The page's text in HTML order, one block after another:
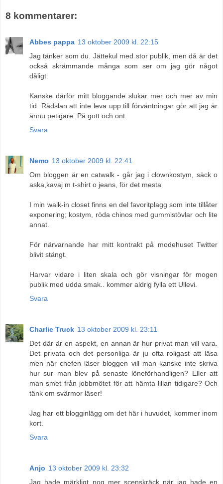
8 kommentarer:
Abbes pappa 13 oktober 2009 kl. 22:15
Jag tänker som du. Jättekul med stor publik, men då är det
också skrämmande många som ser om jag gör något
dåligt.
Kanske därför mitt bloggande slukar mer och mer av min
tid. Rädslan att inte leva upp till förväntningar gör att jag är
ännu petigare. På gott och ont.
Svara
Nemo 13 oktober 2009 kl. 22:41
Om bloggen är en catwalk - går jag i clownkostym, säck o
aska,kavaj m t-shirt o jeans, för det mesta
I min walk-in closet finns en del favoritplagg som inte tillåter
exponering; kostym, röda chinos med gummistövlar och lite
annat.
För närvarnande har mitt kontrakt på modehuset Twitter
blivit stängt.
Harvar vidare i liten skala och gör visningar för mogen
publik med udda smak.. kommer aldrig fylla ett Ullevi.
Svara
Charlie Truck 13 oktober 2009 kl. 23:11
Det där är en aspekt, en annan är hur privat man vill vara.
Det privata och det personliga är ju ofta roligast att läsa
men när chefen läser bloggen vill man kanske inte skriva
hur sur man blev på senaste löneförhandligen? Eller att
man smet från jobbmötet för att hämta lillan tidigare? Och
tänk om svärmor läser!
Jag har ett blogginlägg om det här i huvudet, kommer inom
kort.
Svara
Anjo 13 oktober 2009 kl. 23:32
Jag hade märkligt nog mer scenskräck när jag hade en